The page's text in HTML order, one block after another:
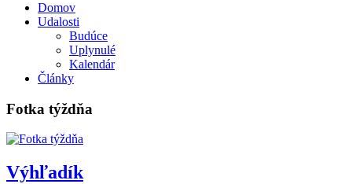
Domov
Udalosti
Budúce
Uplynulé
Kalendár
Články
Fotka týždňa
Výhľadík